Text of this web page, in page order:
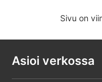
Sivu on
Asioi verkossa